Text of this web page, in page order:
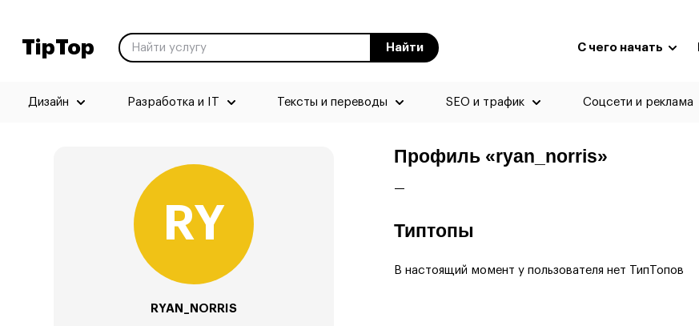
TipTop Найти С чего начать
Дизайн Разработка и IT Тексты и переводы SEO и трафик Соцсети и реклама
RYAN_NORRIS
Профиль «ryan_norris»
—
Типтопы
В настоящий момент у пользователя нет ТипТопов